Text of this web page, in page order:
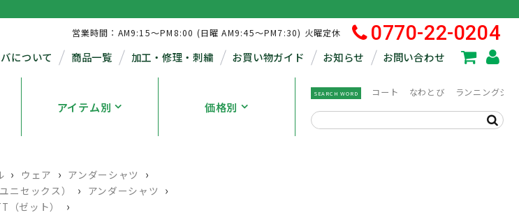
営業時間：AM9:15～PM8:00 (日曜 AM9:45～PM7:30) 火曜定休
0770-22-0204
について 商品一覧 加工・修理・刺繍 お買い物ガイド お知らせ お問い合わせ
アイテム別 価格別
SEARCH WORD コート なわとび ランニングシ
› ウェア › アンダーシャツ ›
ニセックス） › アンダーシャツ ›
（ゼット） ›